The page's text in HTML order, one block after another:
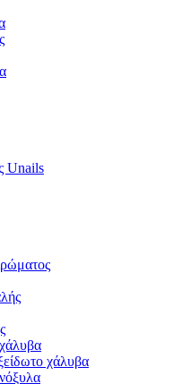
Unails
χάλυβα